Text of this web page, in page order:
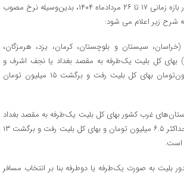
پروازهای اربعین حسینی در بازه زمانی ۱۷ تا ۲۶ مردادماه ۱۴۰۴، بدین‌وسیله نرخ مصوب
شرح زیر اعلام می شود:
سیستان و بلوچستان، کرمان، یزد، هرمزگان،
بهای کل بلیت یک‌طرفه به مقصد بغداد یا نجف اشرف و
برعکس، حداکثر ۷.۵ میلیون‌تومان بهای کل بلیت رفت و برگشت ۱۵ میلیون تومان
غرب کشور بهای کل بلیت یک‌طرفه به مقصد بغداد
یا نجف اشرف و برعکس حداکثر ۶.۵ میلیون تومان و بهای کل بلیت رفت و برگشت ۱۳
است.
بلیت به صورت یک‌طرفه یا دوطرفه بنا بر انتخاب مسافر